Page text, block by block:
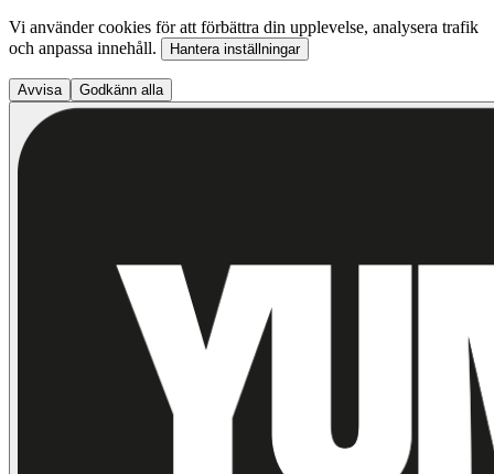
Vi använder cookies för att förbättra din upplevelse, analysera trafik
och anpassa innehåll.
Hantera inställningar
Avvisa Godkänn alla